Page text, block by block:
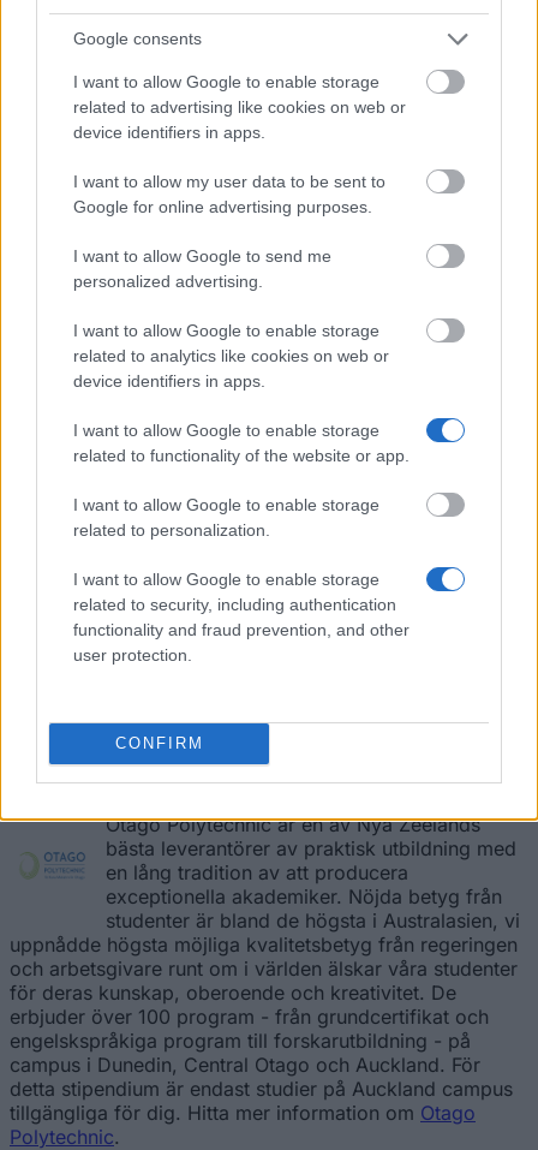
Google consents
I want to allow Google to enable storage
related to advertising like cookies on web or
device identifiers in apps.
I want to allow my user data to be sent to
Google for online advertising purposes.
I want to allow Google to send me
personalized advertising.
I want to allow Google to enable storage
related to analytics like cookies on web or
device identifiers in apps.
I want to allow Google to enable storage
related to functionality of the website or app.
I want to allow Google to enable storage
related to personalization.
I want to allow Google to enable storage
related to security, including authentication
functionality and fraud prevention, and other
user protection.
CONFIRM
University of Otago
University of Otago i Dunedin är Nya Zeelands
äldsta universitet och är känt för sitt livliga
studentliv och sin kultur. Denna universitetsstad
har mycket att erbjuda internationella studenter,
med en unik miljö och flexibla program. Otagos
utmärkta akademiska rykte, undervisande
personal i världsklass, stark forskningskultur
och aktiv campus livsstil lockar högt begåvade och
kreativa studenter från Nya Zeeland och från hela
världen. På plats i söder på den södra ön kommer du
aldrig att vara långt från stranden och bergen. Låter det
här som du? Hitta mer information omOtago University
Eastern Institute of Technology (EIT) är ett av
Zeeland med 10.000 heltids- och
deltidsstudenter. Etablerat 1974 och statsägt.
Auckland. Upplev att vara en del av ett livligt lärande
samhälle i ett av Nya Zeelands högsta tertiära institut. Få
ovärderlig erfarenhet genom att använda våra
anläggningar och toppmoderna teknik och få praktisk
mer information.
Otago Polytechnic är en av Nya Zeelands
bästa leverantörer av praktisk utbildning med
en lång tradition av att producera
exceptionella akademiker. Nöjda betyg från
studenter är bland de högsta i Australasien, vi
uppnådde högsta möjliga kvalitetsbetyg från regeringen
och arbetsgivare runt om i världen älskar våra studenter
för deras kunskap, oberoende och kreativitet. De
erbjuder över 100 program - från grundcertifikat och
engelskspråkiga program till forskarutbildning - på
campus i Dunedin, Central Otago och Auckland. För
detta stipendium är endast studier på Auckland campus
tillgängliga för dig. Hitta mer information om Otago
Polytechnic.